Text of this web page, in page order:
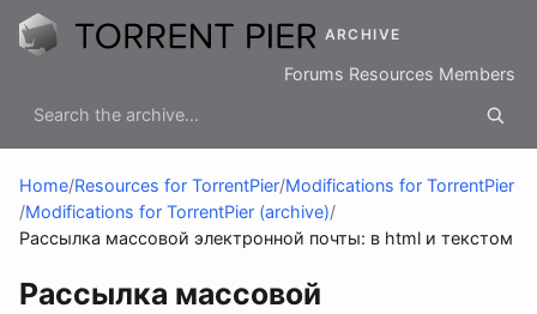
ARCHIVE
Forums Resources Members
Home/Resources for TorrentPier/Modifications for TorrentPier
/Modifications for TorrentPier (archive)/
Рассылка массовой электронной почты: в html и текстом
Рассылка массовой